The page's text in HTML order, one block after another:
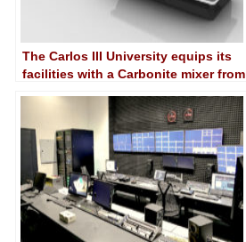
The Carlos III University equips its
facilities with a Carbonite mixer from